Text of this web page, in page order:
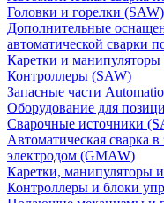
Головки и горелки (SAW)
Дополнительные
автоматической сварки
Каретки и
Контроллеры (SAW)
Запасные части
Оборудование для
Сварочные источники
Автоматическая сварка
электродом (GMAW)
Каретки, манипуляторы
Контроллеры и блоки